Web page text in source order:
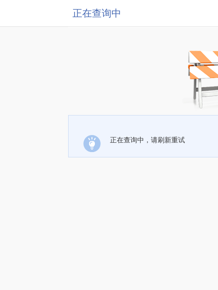
正在查询中
正在查询中，请刷新重试